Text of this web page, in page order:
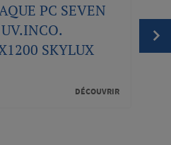
PC SEVEN
SKYLUX
DÉCOUVRIR